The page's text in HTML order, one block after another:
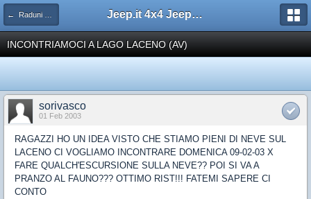
← Raduni 4x4 Jeep.it 4x4 Jeep Web Community
INCONTRIAMOCI A LAGO LACENO (AV)
sorivasco
01 Feb 2003
RAGAZZI HO UN IDEA VISTO CHE STIAMO PIENI DI NEVE SUL
LACENO CI VOGLIAMO INCONTRARE DOMENICA 09-02-03 X
FARE QUALCH'ESCURSIONE SULLA NEVE?? POI SI VA A
PRANZO AL FAUNO??? OTTIMO RIST!!! FATEMI SAPERE CI
CONTO